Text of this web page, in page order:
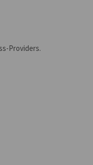
Providers.